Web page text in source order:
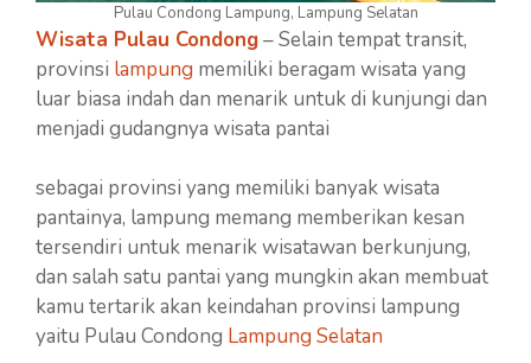
Pulau Condong Lampung, Lampung Selatan
Wisata Pulau Condong– Selain tempat transit,
provinsi lampung memiliki beragam wisata yang
luar biasa indah dan menarik untuk di kunjungi dan
menjadi gudangnya wisata pantai
sebagai provinsi yang memiliki banyak wisata
pantainya, lampung memang memberikan kesan
tersendiri untuk menarik wisatawan berkunjung,
dan salah satu pantai yang mungkin akan membuat
kamu tertarik akan keindahan provinsi lampung
yaitu Pulau Condong Lampung Selatan